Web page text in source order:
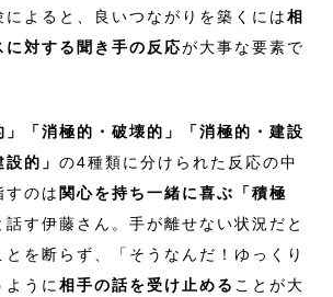
によると、良いつながりを築くには相
に対する聞き手の反応が大事な要素で
」「消極的・破壊的」「消極的・建設
設的」の4種類に分けられた反応の中
すのは 関心を持ち一緒に喜ぶ「積極
話す伊藤さん。手が離せない状況だと
とを断らず、「そうなんだ！ゆっくり
ように相手の話を受け止める ことが大